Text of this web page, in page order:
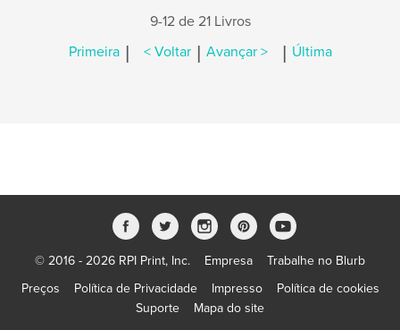
9-12 de 21 Livros
Primeira | < Voltar | Avançar > | Última
© 2016 - 2026 RPI Print, Inc. Empresa
Trabalhe no Blurb
Preços
Política de Privacidade Impresso
Política de cookies
Suporte
Mapa do site